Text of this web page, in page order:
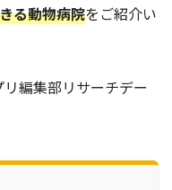
る動物病院をご紹介い
編集部リサーチデー